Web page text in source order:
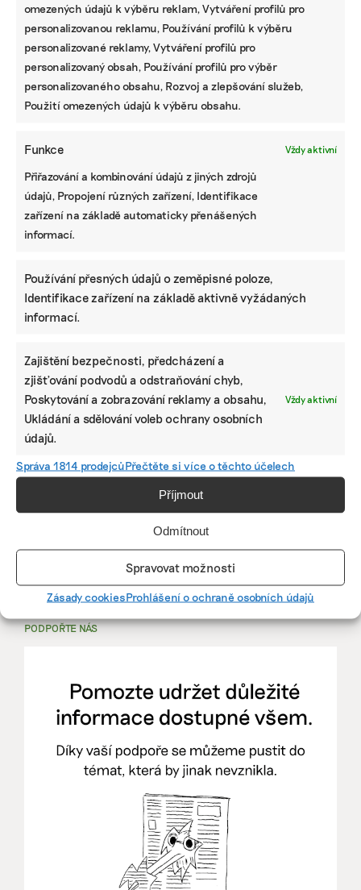
omezených údajů k výběru reklam, Vytváření profilů pro
personalizovanou reklamu, Používání profilů k výběru
personalizované reklamy, Vytváření profilů pro
personalizovaný obsah, Používání profilů pro výběr
personalizovaného obsahu, Rozvoj a zlepšování služeb,
Použití omezených údajů k výběru obsahu.
Funkce Vždy aktivní
Přiřazování a kombinování údajů z jiných zdrojů
údajů, Propojení různých zařízení, Identifikace
zařízení na základě automaticky přenášených
informací.
Používání přesných údajů o zeměpisné poloze,
Identifikace zařízení na základě aktivně vyžádaných
informací.
Zajištění bezpečnosti, předcházení a
zjišťování podvodů a odstraňování chyb,
Poskytování a zobrazování reklamy a obsahu,
Ukládání a sdělování voleb ochrany osobních
údajů.
Vždy aktivní
Správa 1814 prodejcůPřečtěte si více o těchto účelech
Příjmout
Odmítnout
Spravovat možnosti
Zásady cookiesProhlášení o ochraně osobních údajů
PRÁCE, KTERÁ ZLEPŠÍ SVĚT
mutualus
udržitelnosti
Více naEkoJobs>
PODPOŘTE NÁS